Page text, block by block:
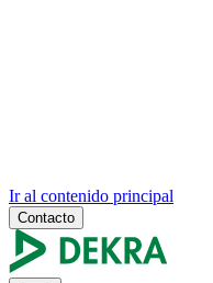
Ir al contenido principal
Contacto